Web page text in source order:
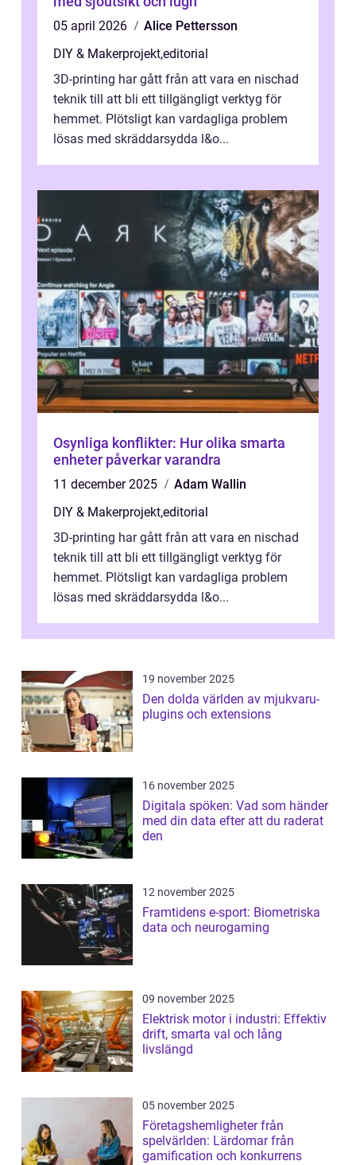
05 april 2026
Alice Pettersson
DIY & Makerprojekt,editorial
3D-printing har gått från att vara en nischad
teknik till att bli ett tillgängligt verktyg för
hemmet. Plötsligt kan vardagliga problem
lösas med skräddarsydda l&o...
Osynliga konflikter: Hur olika smarta
enheter påverkar varandra
11 december 2025
Adam Wallin
DIY & Makerprojekt,editorial
3D-printing har gått från att vara en nischad
teknik till att bli ett tillgängligt verktyg för
hemmet. Plötsligt kan vardagliga problem
lösas med skräddarsydda l&o...
19 november 2025
Den dolda världen av mjukvaru-
plugins och extensions
16 november 2025
Digitala spöken: Vad som händer
med din data efter att du raderat
den
12 november 2025
Framtidens e-sport: Biometriska
data och neurogaming
09 november 2025
Elektrisk motor i industri: Effektiv
drift, smarta val och lång
livslängd
05 november 2025
Företagshemligheter från
spelvärlden: Lärdomar från
gamification och konkurrens